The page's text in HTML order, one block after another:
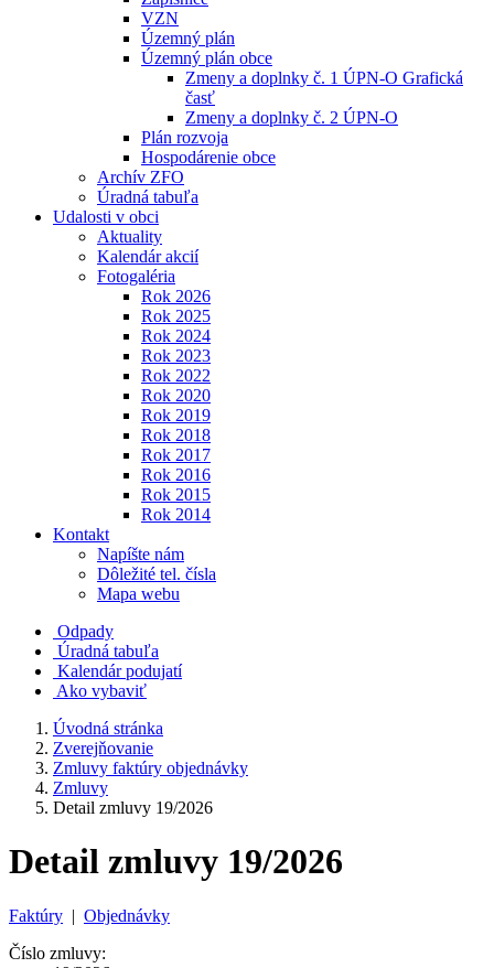
VZN
Územný plán
Územný plán obce
Zmeny a doplnky č. 1 ÚPN-O Grafická
časť
Zmeny a doplnky č. 2 ÚPN-O
Plán rozvoja
Hospodárenie obce
Archív ZFO
Úradná tabuľa
Udalosti v obci
Aktuality
Kalendár akcií
Fotogaléria
Rok 2026
Rok 2025
Rok 2024
Rok 2023
Rok 2022
Rok 2020
Rok 2019
Rok 2018
Rok 2017
Rok 2016
Rok 2015
Rok 2014
Kontakt
Napíšte nám
Dôležité tel. čísla
Mapa webu
Odpady
Úradná tabuľa
Kalendár podujatí
Ako vybaviť
Úvodná stránka
Zverejňovanie
Zmluvy faktúry objednávky
Zmluvy
Detail zmluvy 19/2026
Detail zmluvy 19/2026
Faktúry | Objednávky
Číslo zmluvy: